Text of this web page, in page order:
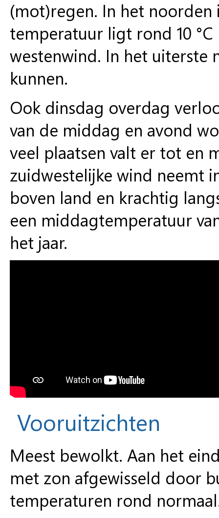
(mot)regen. In het
temperatuur ligt rond 10
westenwind. In het uiterste
kunnen.
Ook dinsdag overdag
van de middag en avond
veel plaatsen valt er tot en
zuidwestelijke wind neemt
boven land en krachtig
een middagtemperatuur
het jaar.
Vooruitzichten
Meest bewolkt. Aan het
met zon afgewisseld door
temperaturen rond